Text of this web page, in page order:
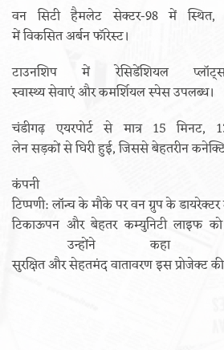
वन सिटी हैमलेट सेक्टर-98 में
में विकसित अर्बन फॉरेस्ट।
टाउनशिप में रेसिडेंशियल
स्वास्थ्य सेवाएं और कमर्शियल स्पेस उपलब्ध।
चंडीगढ़ एयरपोर्ट से मात्र 15 मिनट,
लेन सड़कों से घिरी हुई, जिससे बेहतरीन
टिप्पणी: लॉन्च के मौके पर वन ग्रुप के
टिकाऊपन और बेहतर कम्युनिटी लाइफ
उन्होंने कहा कि
सुरक्षित और सेहतमंद वातावरण इस प्रोजेक्ट